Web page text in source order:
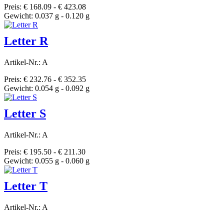
Preis: € 168.09 - € 423.08
Gewicht: 0.037 g - 0.120 g
Letter R
Artikel-Nr.: A
Preis: € 232.76 - € 352.35
Gewicht: 0.054 g - 0.092 g
Letter S
Artikel-Nr.: A
Preis: € 195.50 - € 211.30
Gewicht: 0.055 g - 0.060 g
Letter T
Artikel-Nr.: A